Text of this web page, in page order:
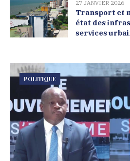
27 JANVIER 2026
Transport et
état des
services
POLITIQUE